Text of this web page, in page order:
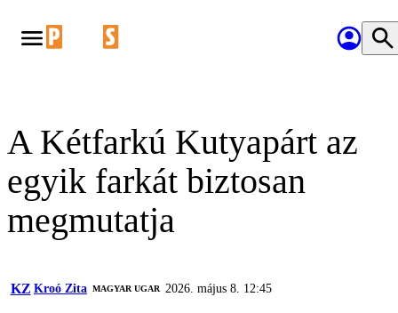
A Kétfarkú Kutyapárt az
egyik farkát biztosan
megmutatja
KZ Kroó Zita MAGYAR UGAR 2026. május 8. 12:45